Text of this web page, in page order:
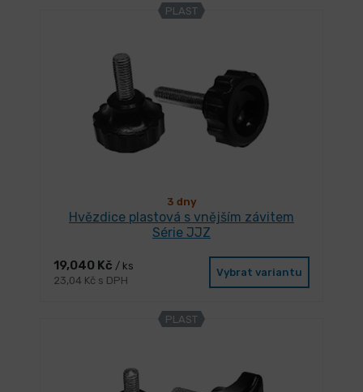
PLAST
3 dny
Hvězdice plastová s vnějším závitem
Série JJZ
19,040 Kč / ks
23,04 Kč s DPH
Vybrat variantu
PLAST